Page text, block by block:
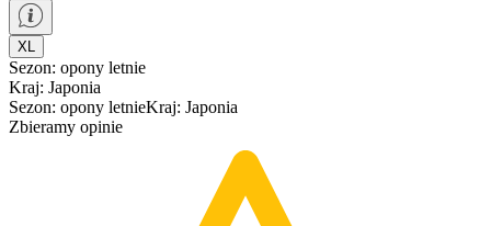
XL
Sezon: opony letnie
Kraj: Japonia
Sezon: opony letnieKraj: Japonia
Zbieramy opinie